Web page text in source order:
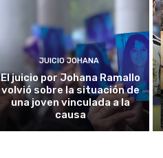
JUICIO JOHANA
El juicio por Johana Ramallo
volvió sobre la situación de
una joven vinculada a la
causa